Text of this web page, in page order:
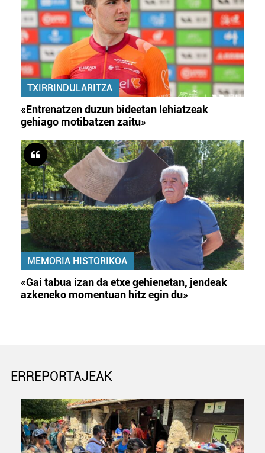
TXIRRINDULARITZA
«Entrenatzen duzun bideetan lehiatzeak
gehiago motibatzen zaitu»
MEMORIA HISTORIKOA
«Gai tabua izan da etxe gehienetan, jendeak
azkeneko momentuan hitz egin du»
ERREPORTAJEAK